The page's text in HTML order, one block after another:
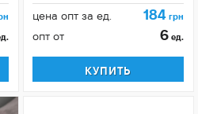
цена опт за ед. 184 грн
опт от 6 ед.
КУПИТЬ